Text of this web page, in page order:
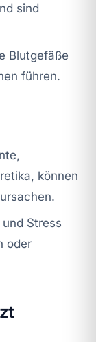
sind
Blutgefäße
führen.
können
Stress
oder